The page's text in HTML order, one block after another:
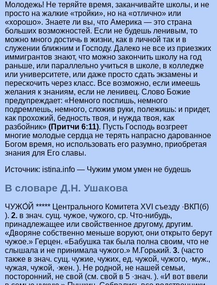
Молодежь! Не теряйте время, заканчивайте школы, и не
просто на жалкие «тройки», но на «отлично» или
«хорошо». Знаете ли вы, что Америка — это страна
больших возможностей. Если не будешь ленивым, то
можно много достичь в жизни, как в личной так и в
служении ближним и Господу. Далеко не все из приезжих
иммигрантов знают, что можно закончить школу на год
раньше, или параллельно учиться в школе, в колледже
или университете, или даже просто сдать экзамены и
перескочить через класс. Все возможно, если имеешь
желания к знаниям, если не ленивец. Слово Божие
предупреждает: «Немного поспишь, немного
подремлешь, немного, сложив руки, полежишь: и придет,
как прохожий, бедность твоя, и нужда твоя, как
разбойник» (Притчи 6:11). Пусть Господь возгреет
многие молодые сердца не терять напрасно дарованное
Богом время, но использовать его разумно, приобретая
знания для Его славы.
Источник: istina.info — Чужим умом умен не будешь
В словаре Д.Н. Ушакова
ЧУЖО́Й ***** Центрального Комитета XVI съезду ·ВКП(б)
). 2. в знач. сущ. чужое, чужого, ср. Что-нибудь,
принадлежащее или свойственное другому, другим.
«Дворяне собственно меньше воруют, они открыто берут
чужое.» Герцен. «Бабушка так была полна своим, что не
слышала и не принимала чужого.» М.Горький. 3. (часто
также в знач. сущ. чужие, чужих, ед. чужой, чужого, ·муж.,
чужая, чужой, ·жен. ). Не родной, не нашей семьи,
посторонний, не свой (см. свой в 5 ·знач. ). «И вот ввели